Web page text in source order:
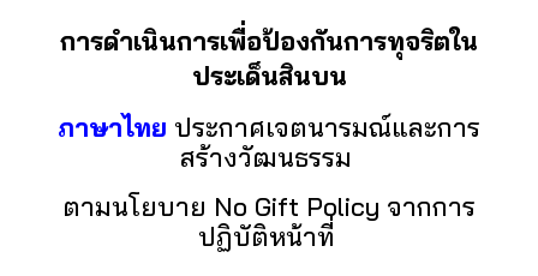
การดำเนินการเพื่อป้องกันการทุจริตใน
ประเด็นสินบน
ภาษาไทย ประกาศเจตนารมณ์และการ
สร้างวัฒนธรรม
ตามนโยบาย No Gift Policy จากการ
ปฏิบัติหน้าที่